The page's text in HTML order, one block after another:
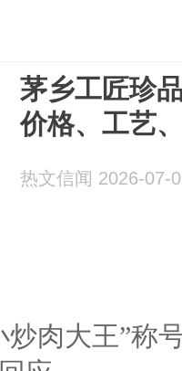
茅乡工匠珍
价格、工艺
热文信闻 2026-07-
炒肉大王”称